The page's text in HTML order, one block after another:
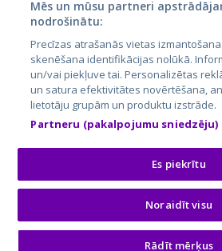
City24.lv
City24.ee
GetaPro.lv
GetaPro.ee
Skelbiu.lt
Autoplius.lt
Aruodas.lt
Osta.ee
© 2026 GetaPro. Visas tiesības aizsargātas.
Mēs un mūsu partneri
nodrošinātu:
Precīzas atrašanās vietas
skenēšana identifikācijas nolūkā.
un/vai piekļuve tai. Personalizētas
un satura efektivitātes novērtēšana,
lietotāju grupām un produktu izstrāde.
Partneru (pakalpojumu sniedzēju)
Es piekrītu
Noraidīt visu
Rādīt mērķus